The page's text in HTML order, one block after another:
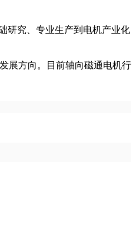
研究、专业生产到电机产业化
展方向。目前轴向磁通电机行